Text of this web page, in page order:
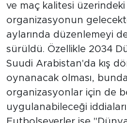
ve maç kalitesi
organizasyonun
aylarında düzenlemeyi
sürüldü. Özellikle 2034
Suudi Arabistan'da kış
oynanacak olması,
organizasyonlar için de
uygulanabileceği